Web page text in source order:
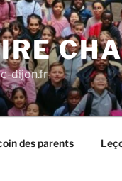
dijon.fr-
des parents